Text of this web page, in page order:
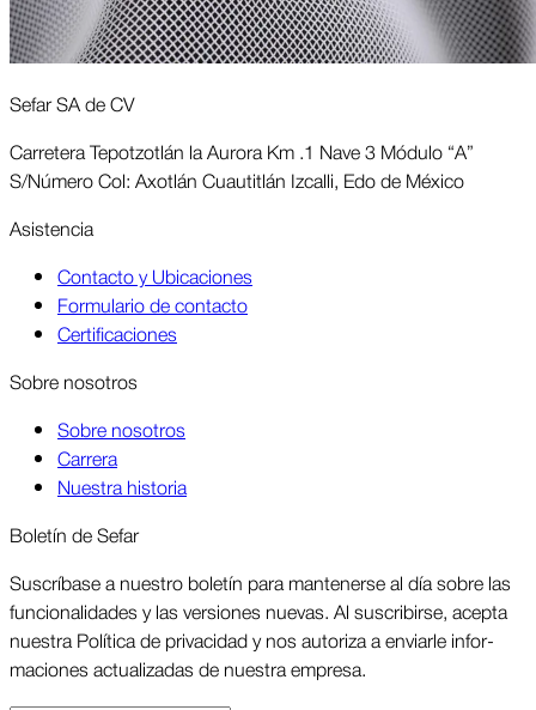
Sefar SA de CV
Carretera Tepotzotlán la Aurora Km .1 Nave 3 Módulo “A”
S/Número Col: Axotlán Cuautitlán Izcalli, Edo de México
Asis­tencia
Contacto y Ubicaciones
Formulario de contacto
Certificaciones
Sobre nosotros
Sobre nosotros
Carrera
Nuestra historia
Boletín de Sefar
Sus­críbase a nuestro boletín para man­tenerse al día sobre las
funcio­nalidades y las ver­siones nuevas. Al suscri­birse, acepta
nuestra Política de priva­cidad y nos autoriza a enviarle infor­
maciones actua­lizadas de nuestra empresa.